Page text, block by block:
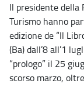
Il presidente della
Turismo hanno
edizione de “Il
(Ba) dall’8 all’1
“prologo” il 25
scorso marzo,